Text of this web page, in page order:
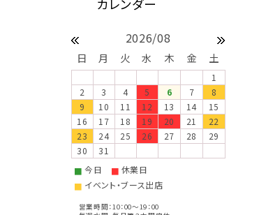
2026/08
日 月 火 水 木 金 土
1
2
3 4 5 6 7
8
9
10 11 12 13 14
15
16
17 18 19 20 21
22
23
24 25 26 27 28
29
30
31
■ 今日 ■ 休業日
■ イベント・ブース出店
営業時間：10：00～19：00